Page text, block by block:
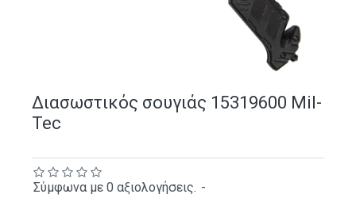
Διασωστικός σουγιάς 15319600 Mil-
Tec
Σύμφωνα με 0 αξιολογήσεις. -